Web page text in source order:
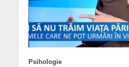
Psihologie